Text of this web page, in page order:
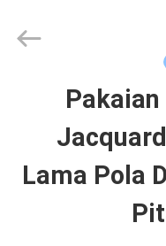
RUMAH
PRODUK
Garment
Accessories
Lama Pola